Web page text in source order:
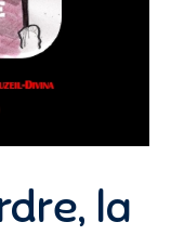
la